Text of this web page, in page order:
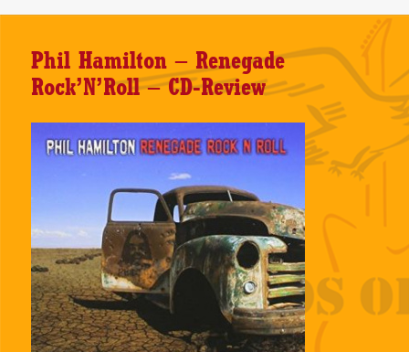
Phil Hamilton – Renegade
Rock’N’Roll – CD-Review